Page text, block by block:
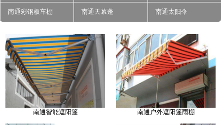
南通彩钢板车棚 南通天幕蓬 南通太阳伞
南通智能遮阳篷 南通户外遮阳篷雨棚